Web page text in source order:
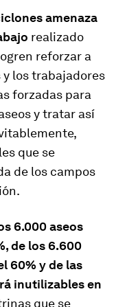
amenaza
realizado
reforzar a
los trabajadores
forzadas para
y tratar así
que se
de los campos
6.000 aseos
de los 6.600
60% y de las
inutilizables en
que se